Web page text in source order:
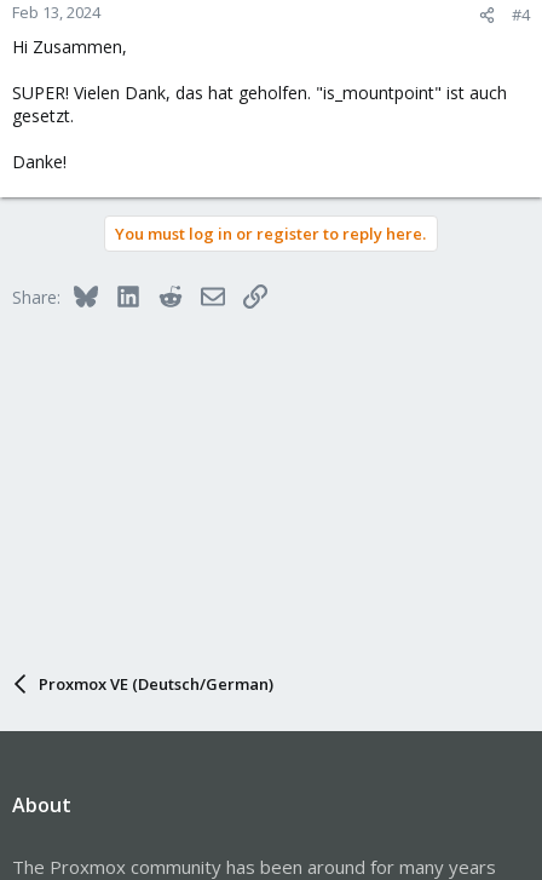
Feb 13, 2024 #4
Hi Zusammen,
SUPER! Vielen Dank, das hat geholfen. "is_mountpoint" ist auch
gesetzt.
Danke!
You must log in or register to reply here.
Share: BlueskyLinkedInRedditEmailLink
Proxmox VE (Deutsch/German)
About
The Proxmox community has been around for many years